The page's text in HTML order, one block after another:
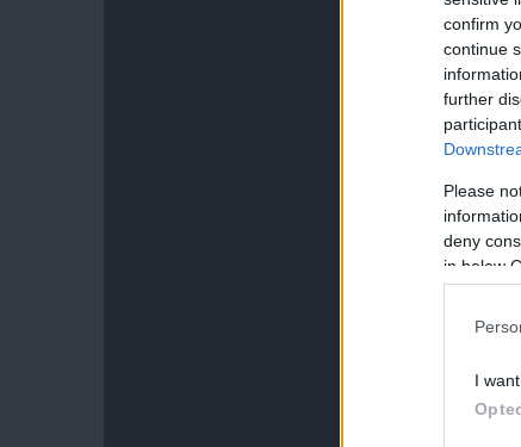
confirm
continue
further
Please
deny
in below
I